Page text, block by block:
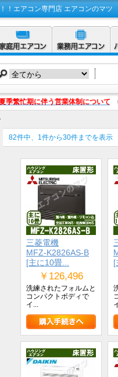
！エアコン専門店 エアコンのマツ
季繁忙期に伴う営業体制について
82件中、1件から30件までを表示
三菱電機
MFZ-K2826AS-B
[主に10畳...
￥126,496
洗練されたフォルムと
コンパクトボディで
イ...
[